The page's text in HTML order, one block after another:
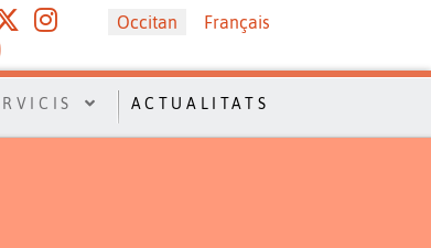
Sélectionnez votre langue
Occitan Français
ACTUALITATS